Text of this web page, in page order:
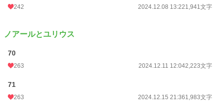
242 2024.12.08 13:221,941文字
ノアールとユリウス
70
263 2024.12.11 12:042,223文字
71
263 2024.12.15 21:361,983文字